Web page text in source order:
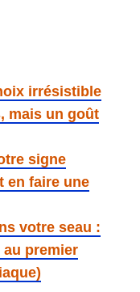
irrésistible
mais un goût
signe
en faire une
votre seau :
premier